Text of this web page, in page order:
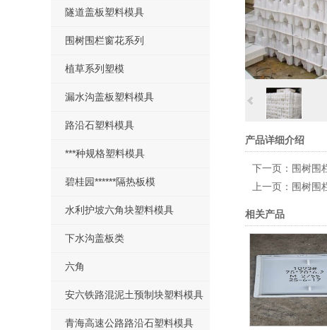
产品详细介绍
下一页： 围树围
上一页： 围树围
相关产品
隧道盖板塑料模具
围树围栏窗花系列
植草系列塑模
漏水沟盖板塑料模具
路沿石塑料模具
***种规格塑料模具
碧桂园******隔热板模
水利护坡六角块塑料模具
下水沟盖板类
六角
安六铁路混泥土预制块塑料模具
青海高速公路路沿石塑料模具